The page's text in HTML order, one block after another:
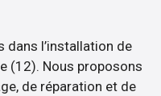
dans l’installation de
(12). Nous proposons
de réparation et de